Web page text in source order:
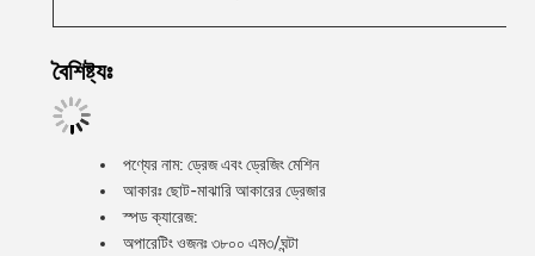
বৈশিষ্ট্যঃ
পণ্যের নাম: ড্রেজ এবং ড্রেজিং মেশিন
আকারঃ ছোট-মাঝারি আকারের ড্রেজার
স্পড ক্যারেজ:
অপারেটিং ওজনঃ ৩৮০০ এম৩/ঘন্টা